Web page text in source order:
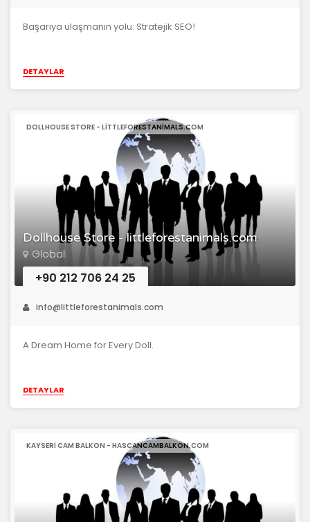
Başarıya ulaşmanın yolu: Stratejik SEO!
DETAYLAR
Dollhouse Store - littleforestanimals.com
DOLLHOUSE STORE - LITTLEFORESTANIMALS.COM
Global
+90 212 706 24 25
info@littleforestanimals.com
A Dream Home for Every Doll.
DETAYLAR
KAYSERI CAM BALKON - HASCANCAMBALKON.COM